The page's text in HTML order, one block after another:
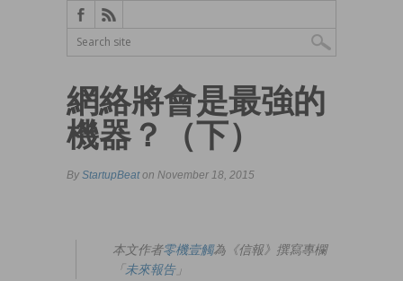
網絡將會是最強的
機器？（下）
By StartupBeaton November 18, 2015
本文作者零機壹觸為《信報》撰寫專欄
「 未來報告」